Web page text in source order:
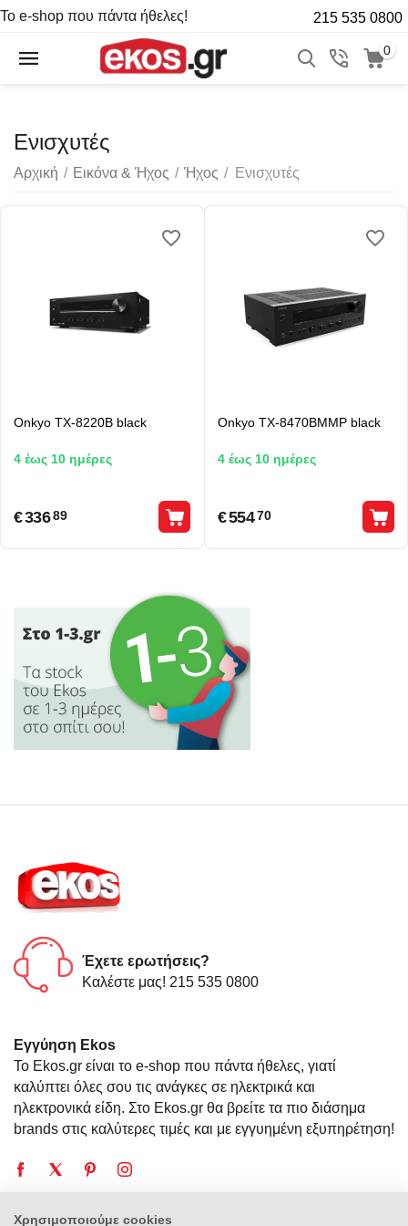
Το e-shop που πάντα ήθελες! 215 535 0800
0
Ενισχυτές
Αρχική / Εικόνα & Ήχος / Ήχος / Ενισχυτές
Onkyo TX-8220B black
4 έως 10 ημέρες
€336 89
Onkyo TX-8470BMMP black
4 έως 10 ημέρες
€554 70
Έχετε ερωτήσεις?
Καλέστε μας! 215 535 0800
Εγγύηση Ekos
Το Ekos.gr είναι το e-shop που πάντα ήθελες, γιατί
καλύπτει όλες σου τις ανάγκες σε ηλεκτρικά και
ηλεκτρονικά είδη. Στο Ekos.gr θα βρείτε τα πιο διάσημα
brands στις καλύτερες τιμές και με εγγυημένη εξυπηρέτηση!
Χρησιμοποιούμε cookies